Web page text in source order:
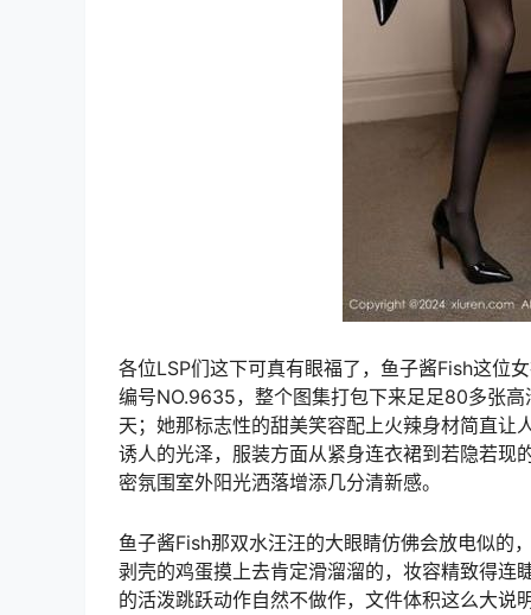
各位LSP们这下可真有眼福了，鱼子酱Fish这位
编号NO.9635，整个图集打包下来足足80多张
天；她那标志性的甜美笑容配上火辣身材简直让
诱人的光泽，服装方面从紧身连衣裙到若隐若现
密氛围室外阳光洒落增添几分清新感。
鱼子酱Fish那双水汪汪的大眼睛仿佛会放电似的
剥壳的鸡蛋摸上去肯定滑溜溜的，妆容精致得连
的活泼跳跃动作自然不做作，文件体积这么大说